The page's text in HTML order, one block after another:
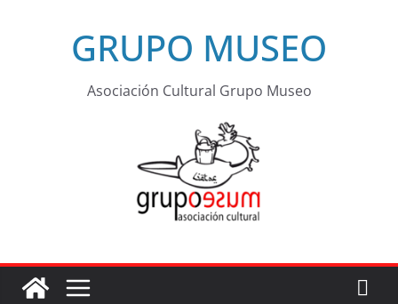
GRUPO MUSEO
Asociación Cultural Grupo Museo